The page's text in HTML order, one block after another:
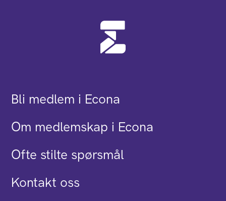
Bli medlem i Econa
Om medlemskap i Econa
Ofte stilte spørsmål
Kontakt oss